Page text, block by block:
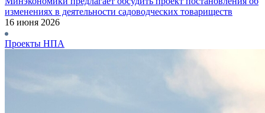
изменениях в деятельности садоводческих товариществ
16 июня 2026
Проекты НПА